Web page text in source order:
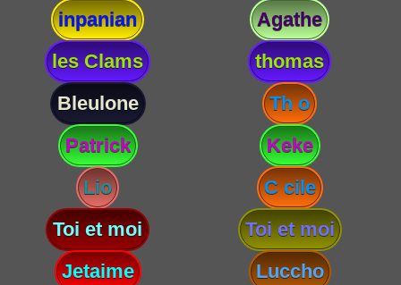
inpanian
Agathe
les Clams
thomas
Bleulone
Th o
Patrick
Keke
Lio
C cile
Toi et moi
Toi et moi
Jetaime
Luccho